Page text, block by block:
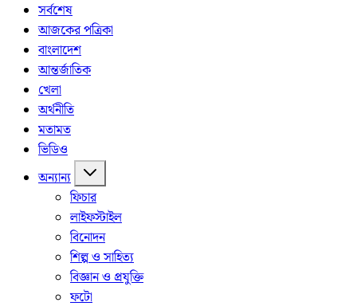
সর্বশেষ
আজকের পত্রিকা
বাংলাদেশ
আন্তর্জাতিক
খেলা
অর্থনীতি
মতামত
ভিডিও
অন্যান্য
ফিচার
লাইফস্টাইল
বিনোদন
শিল্প ও সাহিত্য
বিজ্ঞান ও প্রযুক্তি
ফটো